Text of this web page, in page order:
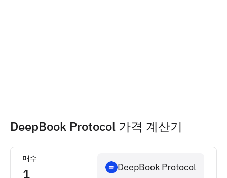
DeepBook Protocol 가격 계산기
매수
DeepBook Protocol